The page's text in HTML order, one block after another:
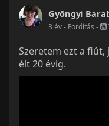
Gyöngyi
3 év- Fordítás -
Szeretem ezt a fiút,
élt 20 évig.